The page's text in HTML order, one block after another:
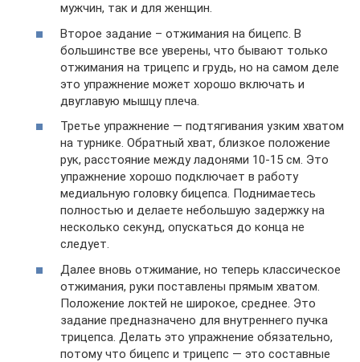
мужчин, так и для женщин.
Второе задание – отжимания на бицепс. В
большинстве все уверены, что бывают только
отжимания на трицепс и грудь, но на самом деле
это упражнение может хорошо включать и
двуглавую мышцу плеча.
Третье упражнение — подтягивания узким хватом
на турнике. Обратный хват, близкое положение
рук, расстояние между ладонями 10-15 см. Это
упражнение хорошо подключает в работу
медиальную головку бицепса. Поднимаетесь
полностью и делаете небольшую задержку на
несколько секунд, опускаться до конца не
следует.
Далее вновь отжимание, но теперь классическое
отжимания, руки поставлены прямым хватом.
Положение локтей не широкое, среднее. Это
задание предназначено для внутреннего пучка
трицепса. Делать это упражнение обязательно,
потому что бицепс и трицепс — это составные